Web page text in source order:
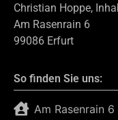
Christian Hoppe,
Am Rasenrain 6
99086 Erfurt
So finden Sie uns:
Am Rasenrain